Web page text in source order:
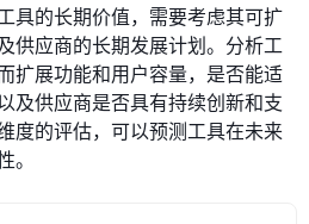
具的长期价值，需要考虑其可扩
供应商的长期发展计划。分析工
扩展功能和用户容量，是否能适
及供应商是否具有持续创新和支
度的评估，可以预测工具在未来